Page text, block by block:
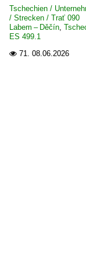
ČD
České
Tschechien /
/ Strecken / Trať 090
Labem – Děčín,
ES 499.1
 71. 08.06.2026